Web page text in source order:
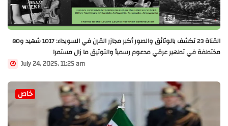
القناة 23 تكشف بالوثائق والصور أكبر مجازر القرن في السويداء: 1017 شهيد و80
مختطفة في تطهير عرقي مدعوم رسمياً والتوثيق ما زال مستمرا
July 24, 2025, 11:25 am
خاص